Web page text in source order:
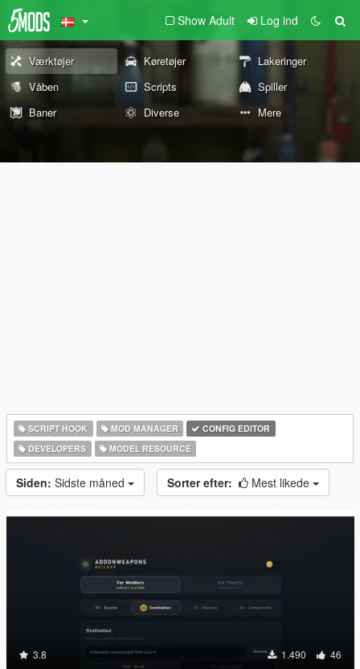
Show Adult Log ind
Værktøjer Køretøjer
Lakeringer
Våben
Scripts
Spiller
Baner
Diverse Mere
SCRIPT HOOK MOD MANAGER
CONFIG EDITOR
DEVELOPERS
MODEL RESOURCE
Siden: Sidste måned Sorter efter: Mest likede
3.8 1.490 46